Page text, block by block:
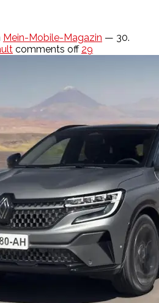
Mein-Mobile-Magazin — 30.
comments off 29